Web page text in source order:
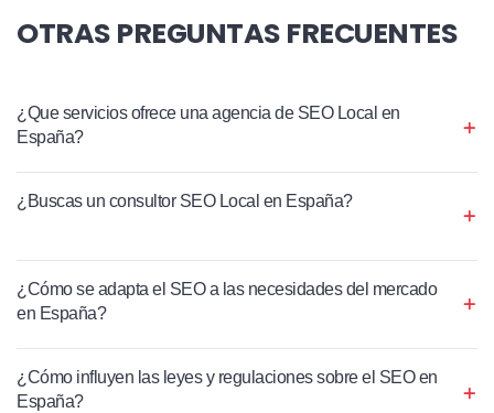
OTRAS PREGUNTAS FRECUENTES
¿Que servicios ofrece una agencia de SEO Local en
España?
¿Buscas un consultor SEO Local en España?
¿Cómo se adapta el SEO a las necesidades del mercado
en España?
¿Cómo influyen las leyes y regulaciones sobre el SEO en
España?